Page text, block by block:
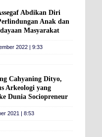
Abdikan Diri
Anak dan
Masyarakat
2022 | 9:33
Cahyaning Dityo,
Arkeologi yang
Dunia Sociopreneur
2021 | 8:53